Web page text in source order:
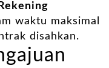
waktu maksimal
disahkan.